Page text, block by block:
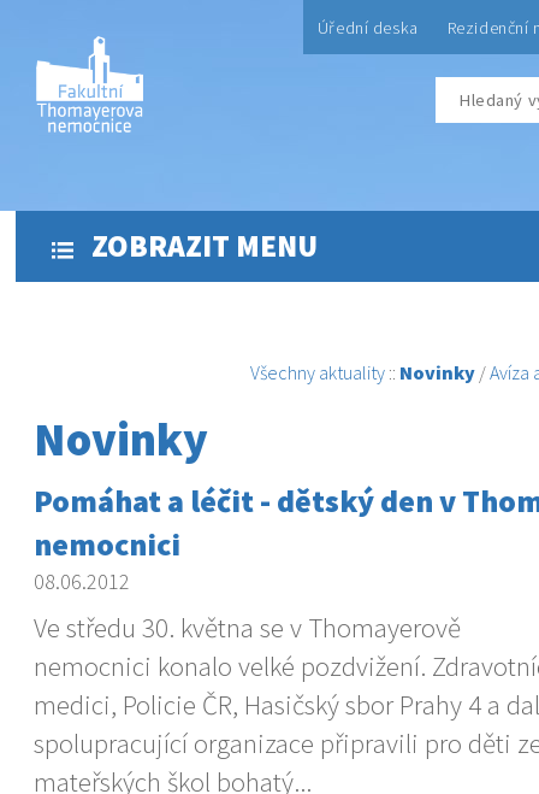
Úřední deska Rezidenční
ZOBRAZIT MENU
Všechny aktuality :: Novinky /Avíza
Novinky
Pomáhat a léčit - dětský den v
nemocnici
08.06.2012
Ve středu 30. května se v Thomayerově
nemocnici konalo velké pozdvižení.
medici, Policie ČR, Hasičský sbor Prahy 4 a
spolupracující organizace připravili pro děti
mateřských škol bohatý...